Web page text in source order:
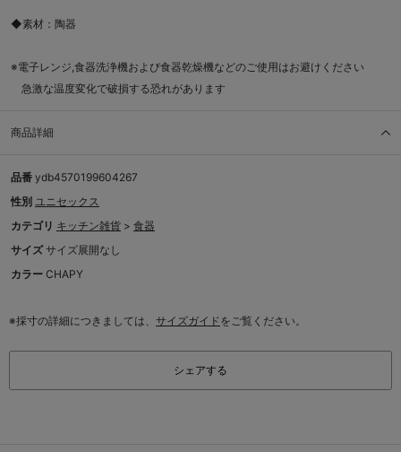
◆素材：陶器
※電子レンジ,食器洗浄機および食器乾燥機などのご使用はお避けください
急激な温度変化で破損する恐れがあります
商品詳細
品番 ydb4570199604267
性別 ユニセックス
カテゴリ キッチン雑貨 > 食器
サイズ サイズ展開なし
カラー CHAPY
※採寸の詳細につきましては、 サイズガイドをご覧ください。
シェアする